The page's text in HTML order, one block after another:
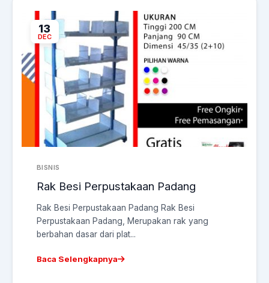
13
DEC
BISNIS
Rak Besi Perpustakaan Padang
Rak Besi Perpustakaan Padang Rak Besi
Perpustakaan Padang, Merupakan rak yang
berbahan dasar dari plat...
Baca Selengkapnya